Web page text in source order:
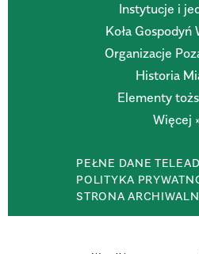
Instytucje i
Koła Gospodyń
Organizacje
Historia
Elementy
Więcej
PEŁNE DANE
POLITYKA
STRONA